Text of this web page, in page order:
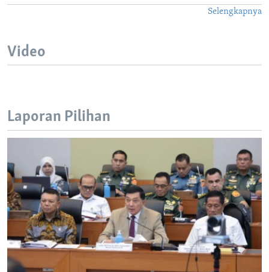
Selengkapnya
Video
Laporan Pilihan